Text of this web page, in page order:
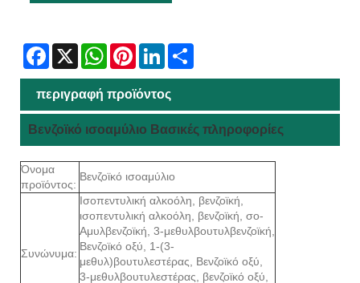
Facebook
X WhatsAppPinterestLinkedIn
περιγραφή προϊόντος
Βενζοϊκό ισοαμύλιο Βασικές πληροφορίες
Όνομα
προϊόντος:
Βενζοϊκό ισοαμύλιο
Συνώνυμα:
Ισοπεντυλική αλκοόλη, βενζοϊκή,
ισοπεντυλική αλκοόλη, βενζοϊκή, σο-
Αμυλβενζοϊκή, 3-μεθυλβουτυλβενζοϊκή,
Βενζοϊκό οξύ, 1-(3-
μεθυλ)βουτυλεστέρας, Βενζοϊκό οξύ,
3-μεθυλβουτυλεστέρας, βενζοϊκό οξύ,